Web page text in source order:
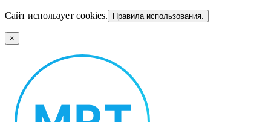
Сайт использует cookies. Правила использования.
×